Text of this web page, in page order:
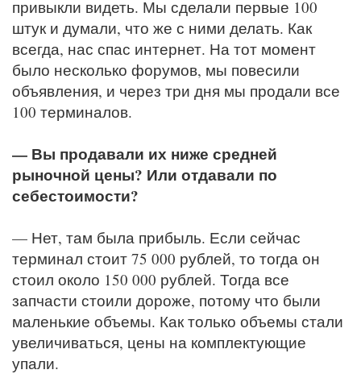
привыкли видеть. Мы сделали первые 100
штук и думали, что же с ними делать. Как
всегда, нас спас интернет. На тот момент
было несколько форумов, мы повесили
объявления, и через три дня мы продали все
100 терминалов.
— Вы продавали их ниже средней
рыночной цены? Или отдавали по
себестоимости?
— Нет, там была прибыль. Если сейчас
терминал стоит 75 000 рублей, то тогда он
стоил около 150 000 рублей. Тогда все
запчасти стоили дороже, потому что были
маленькие объемы. Как только объемы стали
увеличиваться, цены на комплектующие
упали.